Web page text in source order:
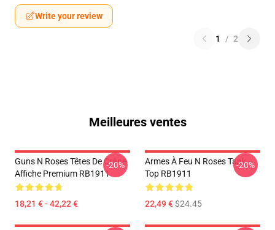
Write your review
1 / 2
Meilleures ventes
Guns N Roses Têtes De Crâne
Affiche Premium RB1911
18,21 € - 42,22 €
-20%
Armes À Feu N Roses Tank
Top RB1911
22,49 €$24.45
-20%